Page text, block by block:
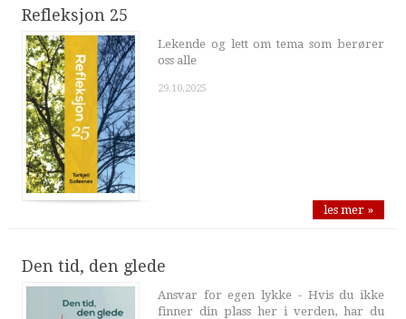
Refleksjon 25
Lekende og lett om tema som berører
oss alle
29.10.2025
les mer »
Den tid, den glede
Ansvar for egen lykke - Hvis du ikke
finner din plass her i verden, har du